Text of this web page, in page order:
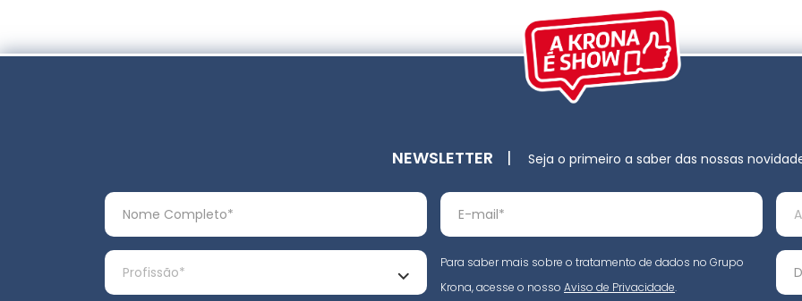
NEWSLETTER | Seja o primeiro a saber das nossas
Para saber mais sobre o tratamento de dados no Grupo
Krona, acesse o nosso Aviso de Privacidade.